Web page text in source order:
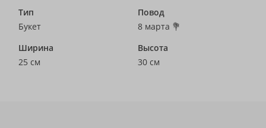
Тип
Букет
Повод
8 марта 💐
Ширина
25 см
Высота
30 см